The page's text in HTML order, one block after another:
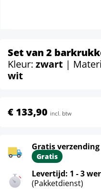
Set van 2
Kleur: zwart |
wit
€ 133,90 incl. btw
Gratis
Gratis
Levertijd: 1 - 3
(Pakketdienst)